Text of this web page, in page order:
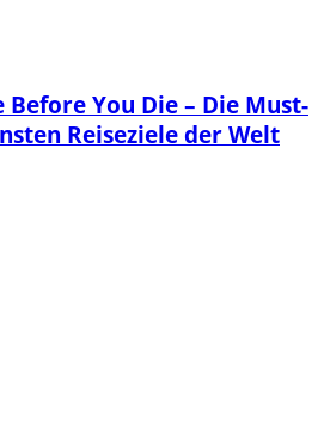
Before You Die – Die Must-
Reiseziele der Welt